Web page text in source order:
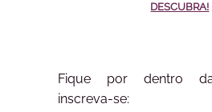
DESCUBRA!
Fique por dentro
inscreva-se: